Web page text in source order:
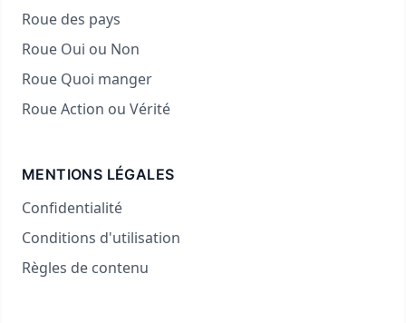
Roue des pays
Roue Oui ou Non
Roue Quoi manger
Roue Action ou Vérité
MENTIONS LÉGALES
Confidentialité
Conditions d'utilisation
Règles de contenu